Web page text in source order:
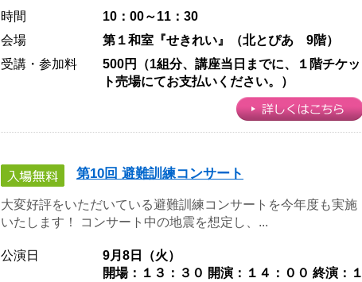
時間
10：00～11：30
会場
第１和室『せきれい』（北とぴあ 9階）
受講・参加料
500円（1組分、講座当日までに、１階チケッ
ト売場にてお支払いください。）
第10回 避難訓練コンサート
大変好評をいただいている避難訓練コンサートを今年度も実施
いたします！ コンサート中の地震を想定し、...
公演日
9月8日（火）
開場：１３：３０ 開演：１４：００ 終演：１